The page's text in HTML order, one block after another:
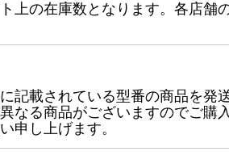
上の在庫数となります。各店舗
記載されている型番の商品を発
なる商品がございますのでご購
申し上げます。